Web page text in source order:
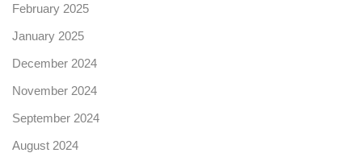
February 2025
January 2025
December 2024
November 2024
September 2024
August 2024